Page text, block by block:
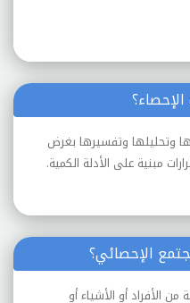
وتحليلها وتفسيرها بغرض
مبنية على الأدلة الكمية.
الإحصائي؟
الأفراد أو الأشياء أو